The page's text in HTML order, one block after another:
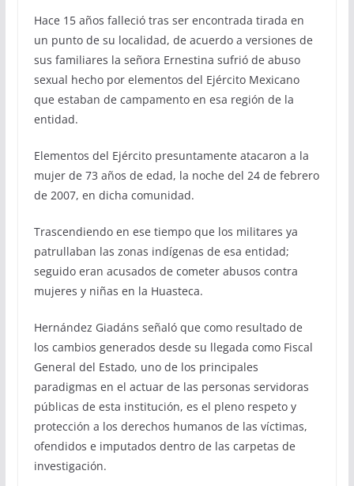
Hace 15 años falleció tras ser encontrada tirada en
un punto de su localidad, de acuerdo a versiones de
sus familiares la señora Ernestina sufrió de abuso
sexual hecho por elementos del Ejército Mexicano
que estaban de campamento en esa región de la
entidad.
Elementos del Ejército presuntamente atacaron a la
mujer de 73 años de edad, la noche del 24 de febrero
de 2007, en dicha comunidad.
Trascendiendo en ese tiempo que los militares ya
patrullaban las zonas indígenas de esa entidad;
seguido eran acusados de cometer abusos contra
mujeres y niñas en la Huasteca.
Hernández Giadáns señaló que como resultado de
los cambios generados desde su llegada como Fiscal
General del Estado, uno de los principales
paradigmas en el actuar de las personas servidoras
públicas de esta institución, es el pleno respeto y
protección a los derechos humanos de las víctimas,
ofendidos e imputados dentro de las carpetas de
investigación.